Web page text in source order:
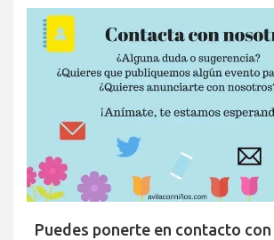
Puedes ponerte en contacto